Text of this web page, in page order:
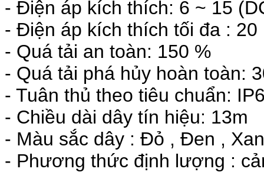
- Điện áp kích thích: 6 ~ 15
- Điện áp kích thích tối đa : 20
- Quá tải an toàn: 150 %
- Quá tải phá hủy hoàn toàn:
- Tuân thủ theo tiêu chuẩn:
- Chiều dài dây tín hiệu: 13m
- Màu sắc dây : Đỏ , Đen ,
- Phương thức định lượng :